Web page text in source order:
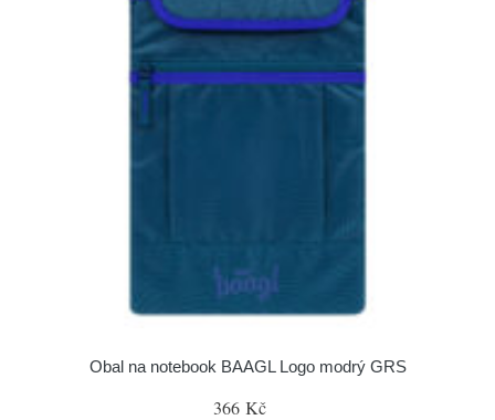
Obal na notebook BAAGL Logo modrý GRS
366 Kč